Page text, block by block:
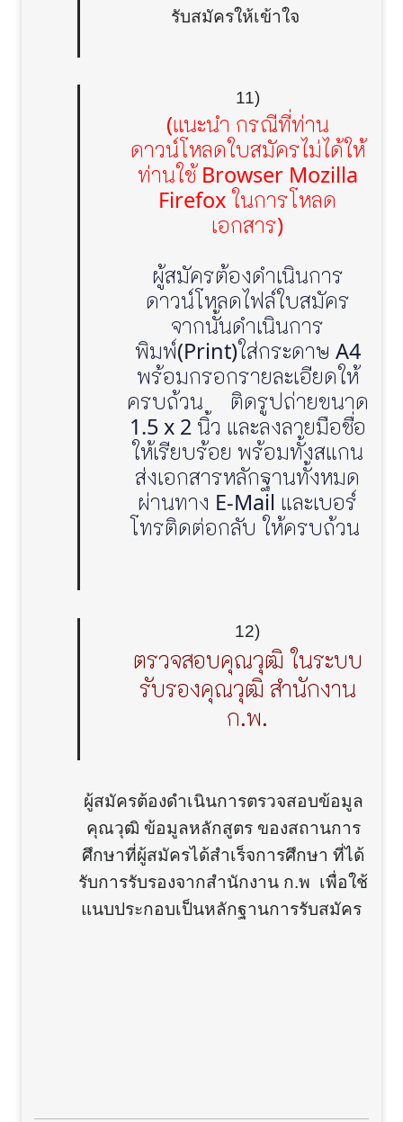
รับสมัครให้เข้าใจ
11)
(แนะนำ กรณีที่ท่าน
ดาวน์โหลดใบสมัครไม่ได้ให้
ท่านใช้ Browser Mozilla
Firefox ในการโหลด
เอกสาร)
ผู้สมัครต้องดำเนินการ
ดาวน์โหลดไฟล์ใบสมัคร
จากนั้นดำเนินการ
พิมพ์(Print)ใส่กระดาษ A4
พร้อมกรอกรายละเอียดให้
ครบถ้วน ติดรูปถ่ายขนาด
1.5 x 2 นิ้ว และลงลายมือชื่อ
ให้เรียบร้อย พร้อมทั้งสแกน
ส่งเอกสารหลักฐานทั้งหมด
ผ่านทาง E-Mail และเบอร์
โทรติดต่อกลับ ให้ครบถ้วน
12)
ตรวจสอบคุณวุฒิ ในระบบ
รับรองคุณวุฒิ สำนักงาน
ก.พ.
ผู้สมัครต้องดำเนินการตรวจสอบข้อมูล
คุณวุฒิ ข้อมูลหลักสูตร ของสถานการ
ศึกษาที่ผู้สมัครได้สำเร็จการศึกษา ที่ได้
รับการรับรองจากสำนักงาน ก.พ เพื่อใช้
แนบประกอบเป็นหลักฐานการรับสมัคร